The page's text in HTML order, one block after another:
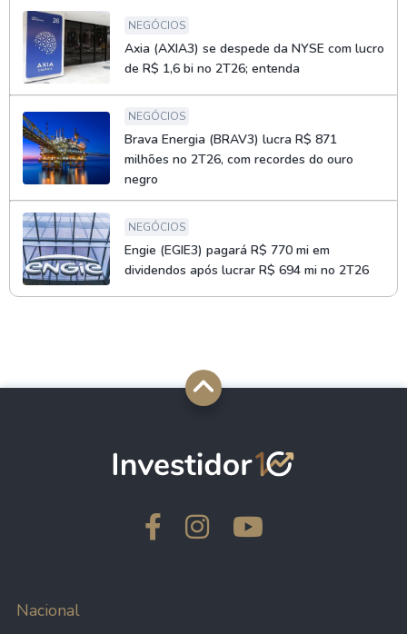
NEGÓCIOS
Axia (AXIA3) se despede da NYSE com lucro
de R$ 1,6 bi no 2T26; entenda
NEGÓCIOS
Brava Energia (BRAV3) lucra R$ 871
milhões no 2T26, com recordes do ouro
negro
NEGÓCIOS
Engie (EGIE3) pagará R$ 770 mi em
dividendos após lucrar R$ 694 mi no 2T26
Nacional